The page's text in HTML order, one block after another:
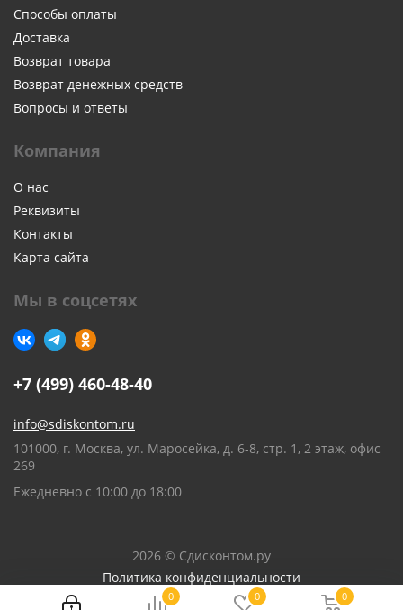
0 0 0
Способы оплаты
Доставка
Возврат товара
Возврат денежных средств
Вопросы и ответы
Компания
О нас
Реквизиты
Контакты
Карта сайта
Мы в соцсетях
+7 (499) 460-48-40
info@sdiskontom.ru
101000, г. Москва, ул. Маросейка, д. 6-8, стр. 1, 2 этаж, офис
269
Ежедневно с 10:00 до 18:00
2026 © Сдисконтом.ру
Политика конфиденциальности